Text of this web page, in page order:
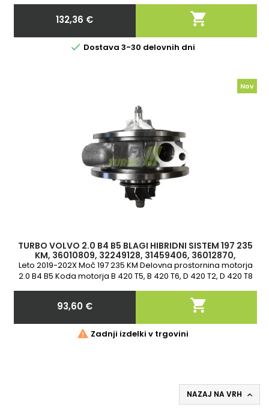
Cena
132,36 € 
 Dostava 3-30 delovnih dni
Nov
TURBO VOLVO 2.0 B4 B5 BLAGI HIBRIDNI SISTEM 197 235
KM, 36010809, 32249128, 31459406, 36012870,
32240057, 36003251, 32240507, 10
Leto 2019-202X Moč 197 235 KM Delovna prostornina motorja
2.0 B4 B5 Koda motorja B 420 T5, B 420 T6, D 420 T2, D 420 T8
Cena
93,60 € 
 Zadnji izdelki v trgovini
NAZAJ NA VRH 